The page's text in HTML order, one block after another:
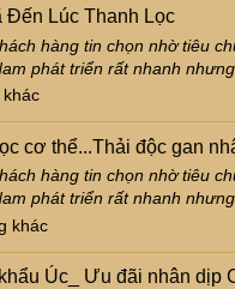
Lúc Thanh Lọc
hàng tin chọn nhờ tiêu
phát triển rất nhanh
khác
cơ thể...Thải độc gan
hàng tin chọn nhờ tiêu
phát triển rất nhanh
khác
Úc_ Ưu đãi nhân dịp